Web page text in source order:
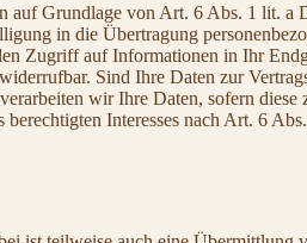
auf Grundlage von Art. 6 Abs. 1 lit.
in die Übertragung
Zugriff auf Informationen in Ihr
Sind Ihre Daten zur
wir Ihre Daten, sofern
Interesses nach Art. 6